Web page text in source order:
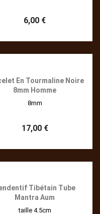
6,00 €
En Tourmaline Noire
8mm Homme
8mm
17,00 €
Tibétain Tube
Mantra Aum
taille 4.5cm